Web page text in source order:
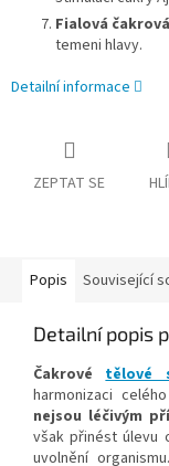
Fialová
temeni hlavy.
Detailní informace
ZEPTAT SE
Popis Související
Detailní popis
Čakrovétělové
harmonizaci
nejsou léčivým
však přinést úlevu
uvolnění